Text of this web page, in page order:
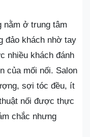
nằm ở trung tâm
đảo khách nhờ tay
nhiều khách đánh
của mối nối. Salon
sợi tóc đều, ít
nối được thực
chắc nhưng